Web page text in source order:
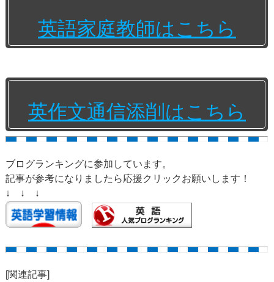
英語家庭教師はこちら
英作文通信添削はこちら
ブログランキングに参加しています。
記事が参考になりましたら応援クリックお願いします！
↓ ↓ ↓
[関連記事]